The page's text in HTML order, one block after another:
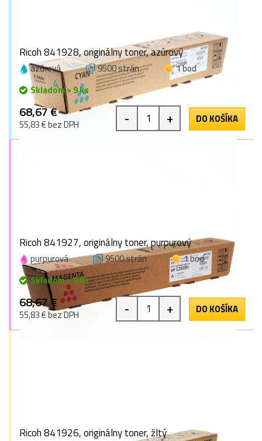
Ricoh 841928, originálny toner, azúrový
azúrová 9500 strán
1 bod
Skladom > 9 ks
68,67 €
55,83 € bez DPH - + DO KOŠÍKA
Ricoh 841927, originálny toner, purpurový
purpurová 9500 strán
1 bod
Skladom > 9 ks
68,67 €
55,83 € bez DPH - + DO KOŠÍKA
Ricoh 841926, originálny toner, žltý